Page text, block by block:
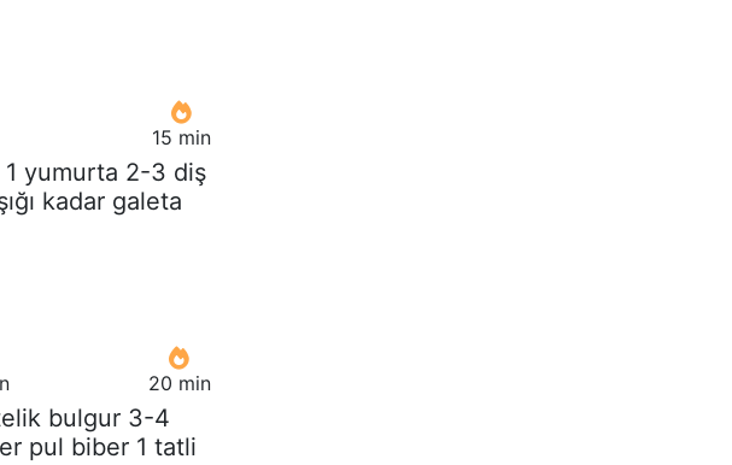
15 min
1 yumurta 2-3 diş
kadar galeta
20 min
bulgur 3-4
pul biber 1 tatli